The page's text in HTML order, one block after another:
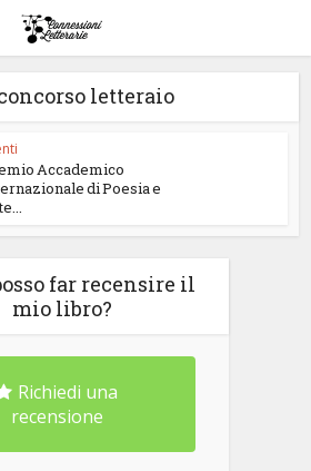
letteraio
Accademico
di Poesia e
far recensire il
mio libro?
Richiedi una
recensione